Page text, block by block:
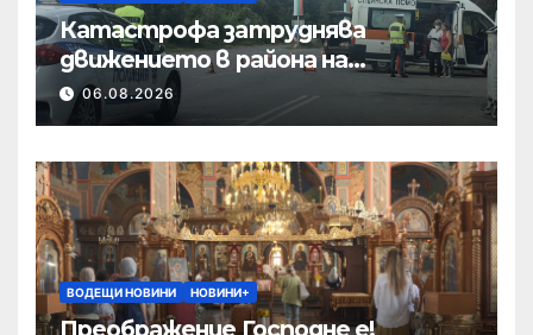
Катастрофа затруднява
движението в района на
Хиподрума
06.08.2026
ВОДЕЩИ НОВИНИ НОВИНИ+
Преображение Господне е!